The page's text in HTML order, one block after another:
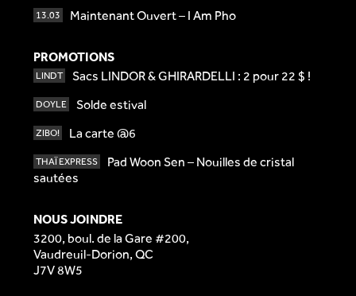
13.03 Maintenant Ouvert – I Am Pho
PROMOTIONS
LINDT Sacs LINDOR & GHIRARDELLI : 2 pour 22 $ !
DOYLE Solde estival
ZIBO! La carte @6
THAÏ EXPRESS
Pad Woon Sen – Nouilles de cristal
sautées
NOUS JOINDRE
3200, boul. de la Gare #200,
Vaudreuil-Dorion, QC
J7V 8W5